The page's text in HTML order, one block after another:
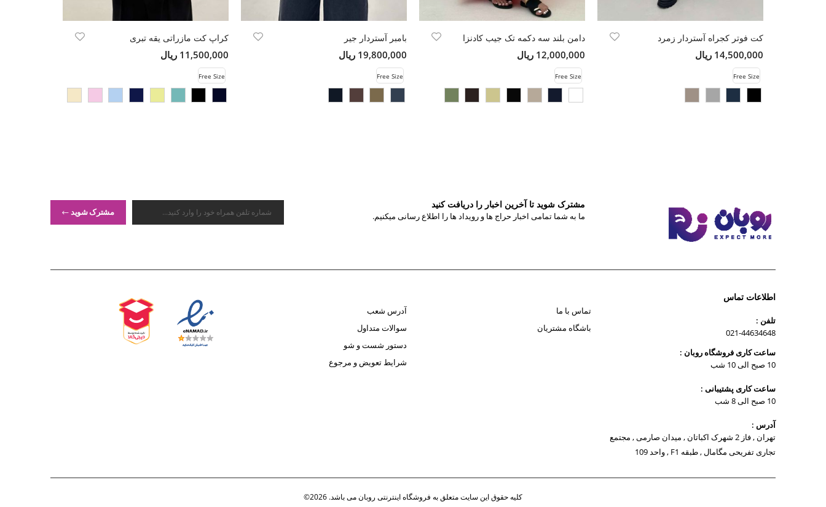
کت فوتر کجراه آستردار زمرد
14,500,000 ریال
Free Size
دامن بلند سه دکمه تک جیب کادنزا
12,000,000 ریال
Free Size
بامبر آستردار جیر
19,800,000 ریال
Free Size
کراپ کت مازراتی یقه تبری
11,500,000 ریال
Free Size
مشترک شوید تا آخرین اخبار را دریافت کنید
ما به شما تمامی اخبار حراج ها و رویداد ها را اطلاع رسانی میکنیم. مشترک شوید
اطلاعات تماس
تلفن :
021-44634648
ساعت کاری فروشگاه روبان :
10 صبح الی 10 شب
ساعت کاری پشتیبانی :
10 صبح الی 8 شب
آدرس :
تهران , فاز 2 شهرک اکباتان , میدان صارمی , مجتمع
تجاری تفریحی مگامال , طبقه F1 , واحد 109
تماس با ما
باشگاه مشتریان
آدرس شعب
سوالات متداول
دستور شست و شو
شرایط تعویض و مرجوع
کلیه حقوق این سایت متعلق به فروشگاه اینترنتی روبان می باشد. 2026©